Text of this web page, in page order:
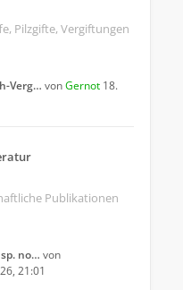
Pilzgifte, Vergiftungen
Verg… vonGernot 18.
Publikationen
no… von
21:01